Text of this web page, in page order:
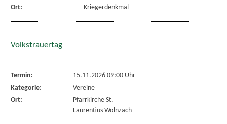
Ort:
Kriegerdenkmal
Volkstrauertag
Termin:
15.11.2026 09:00 Uhr
Kategorie:
Vereine
Ort:
Pfarrkirche St.
Laurentius Wolnzach